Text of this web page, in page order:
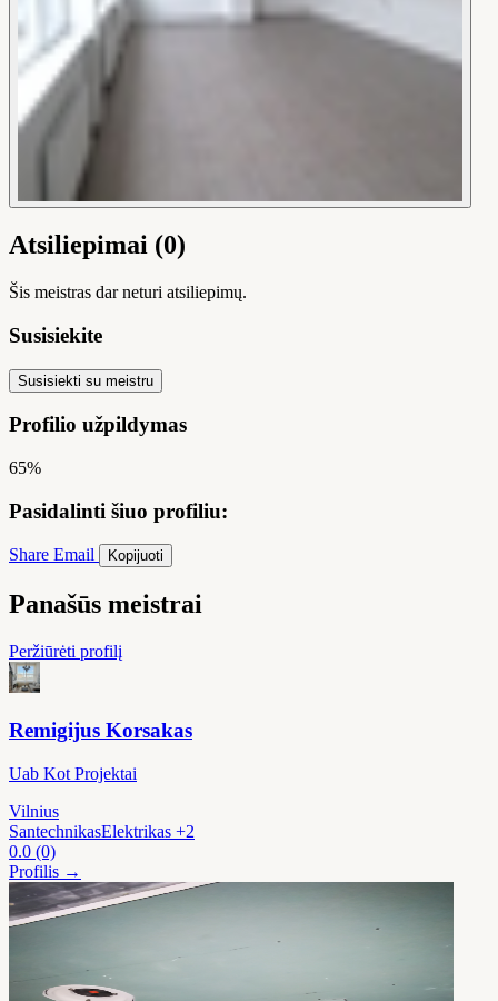
Atsiliepimai (0)
Šis meistras dar neturi atsiliepimų.
Susisiekite
Susisiekti su meistru
Profilio užpildymas
65%
Pasidalinti šiuo profiliu:
Share Email Kopijuoti
Panašūs meistrai
Peržiūrėti profilį
Remigijus Korsakas
Uab Kot Projektai
Vilnius
SantechnikasElektrikas +2
0.0 (0)
Profilis →